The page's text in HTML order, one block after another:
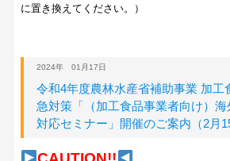
に置き換えてください。）
2024年 01月17日
令和4年度農林水産省補助事業 加工
急対策「（加工食品事業者向け）海
対応セミナー」開催のご案内（2月